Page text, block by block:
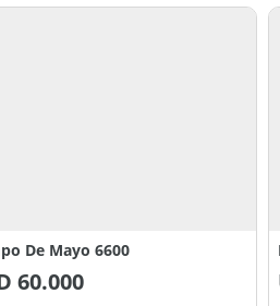
De Mayo 6600
60.000